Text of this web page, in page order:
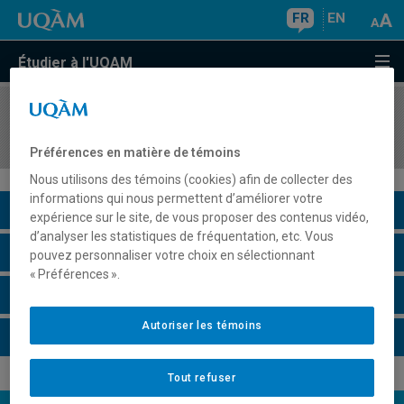
FR EN
Étudier à l'UQAM
COURS//
Description du cours
Horaire - Été 2026
Préférences en matière de témoins
Nous utilisons des témoins (cookies) afin de collecter des
informations qui nous permettent d’améliorer votre
expérience sur le site, de vous proposer des contenus vidéo,
d’analyser les statistiques de fréquentation, etc. Vous
pouvez personnaliser votre choix en sélectionnant
« Préférences ».
Tout refuser
Autoriser les témoins